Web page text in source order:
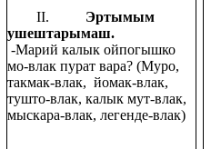
II. Эртымым
ушештарымаш.
-Марий калык ойпогышко
мо-влак пурат вара? (Муро,
такмак-влак, йомак-влак,
тушто-влак, калык мут-влак,
мыскара-влак, легенде-влак)